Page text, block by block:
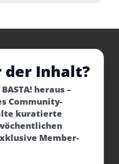
Inhalt?
heraus –
Community-
kuratierte
Member-